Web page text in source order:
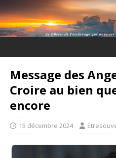
Message des
Croire au bien
encore
15 décembre 2024